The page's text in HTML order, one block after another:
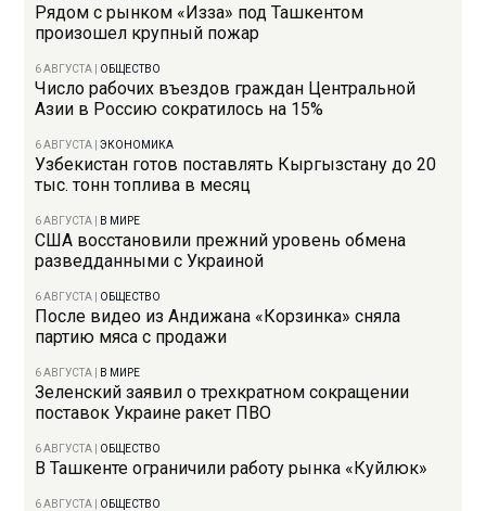
Рядом с рынком «Изза» под Ташкентом
произошел крупный пожар
6 АВГУСТА ОБЩЕСТВО
Число рабочих въездов граждан Центральной
Азии в Россию сократилось на 15%
6 АВГУСТА |ЭКОНОМИКА
Узбекистан готов поставлять Кыргызстану до 20
тыс. тонн топлива в месяц
6 АВГУСТА В МИРЕ
США восстановили прежний уровень обмена
разведданными с Украиной
6 АВГУСТА ОБЩЕСТВО
После видео из Андижана «Корзинка» сняла
партию мяса с продажи
6 АВГУСТА В МИРЕ
Зеленский заявил о трехкратном сокращении
поставок Украине ракет ПВО
6 АВГУСТА ОБЩЕСТВО
В Ташкенте ограничили работу рынка «Куйлюк»
6 АВГУСТА ОБЩЕСТВО